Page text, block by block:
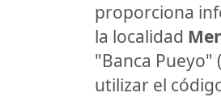
proporciona
la localidad
"Banca Pueyo"
utilizar el